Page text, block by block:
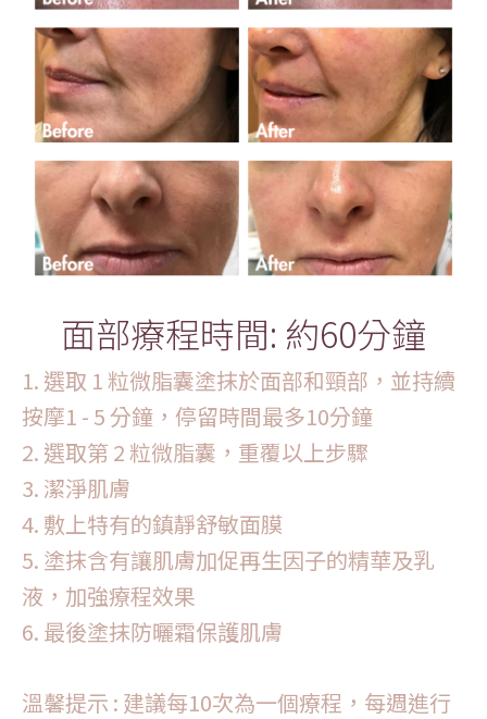
面部療程時間: 約60分鐘
1. 選取 1 粒微脂囊塗抹於面部和頸部，並持續
按摩1 - 5 分鐘，停留時間最多10分鐘
2. 選取第 2 粒微脂囊，重覆以上步驟
3. 潔淨肌膚
4. 敷上特有的鎮靜舒敏面膜
5. 塗抹含有讓肌膚加促再生因子的精華及乳
液，加強療程效果
6. 最後塗抹防曬霜保護肌膚
溫馨提示 : 建議每10次為一個療程，每週進行